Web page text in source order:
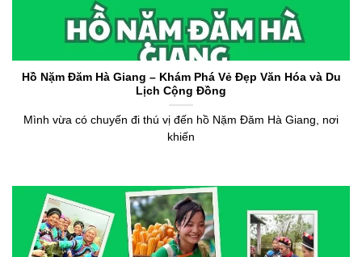
Hồ Nặm Đăm Hà Giang – Khám Phá Vẻ Đẹp Văn Hóa và Du
Lịch Cộng Đồng
Mình vừa có chuyến đi thú vị đến hồ Nặm Đăm Hà Giang, nơi
khiến